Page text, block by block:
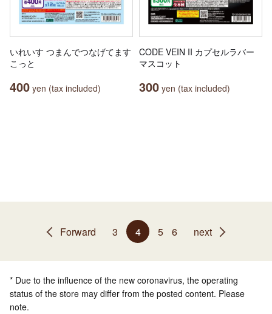
いれいす つまんでつなげてます
こっと
400 yen (tax included)
CODE VEIN II カプセルラバー
マスコット
300 yen (tax included)
Forward 3 4 5 6 next
* Due to the influence of the new coronavirus, the operating
status of the store may differ from the posted content. Please
note.